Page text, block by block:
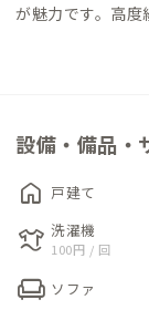
が魅力です。高
可愛らしいデザ
した。数々の思い
託してくれた大
s会員同士で交流
ほしいというの
【オススメのご利
設備・備品・
home 戸建て
laundry 洗濯機
100円 / 回
chair ソファ